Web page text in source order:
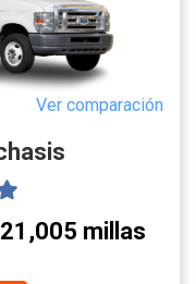
Ver comparación
millas